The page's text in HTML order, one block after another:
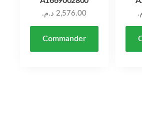
2,576.00 د.م.
Commander